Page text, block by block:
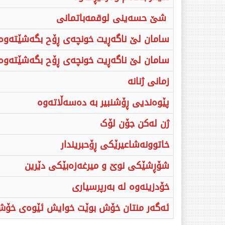
شێ حسەینی لوقمەباتمانی
سامان لێ ناگەڕیت خونچەی ڕۆح
سامان لێ ناگەڕیت خونچەی ڕۆح
زمانی ژنانە
پێوه‌ندیی ڕۆشنبیر به‌ ده‌سه‌ڵاته‌وه‌
‌ژن له‌کن جۆن لۆک‌
خاتوونه‌شاعیرێکی ڕۆحبریندار
شۆڕشێکی نوێ و میرغەزەبێکی دێرین
خۆدزینەوە لە بەرپرسیاری
ئەگەر منتان خۆش بوێت خوایش ئێوەی